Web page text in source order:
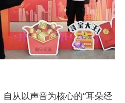
从以声音为核心的“耳朵经